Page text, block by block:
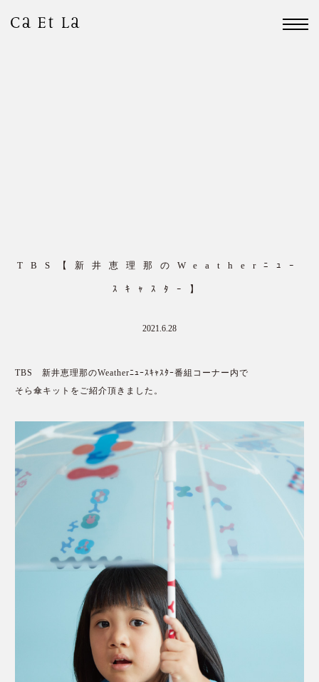
TBS【新井恵理那のWeatherﾆｭｰ
ｽｷｬｽﾀｰ】
2021.6.28
TBS 新井恵理那のWeatherﾆｭｰｽｷｬｽﾀｰ番組コーナー内で
そら傘キットをご紹介頂きました。